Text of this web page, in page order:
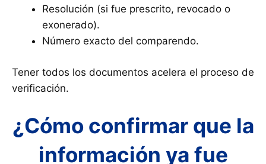
Resolución (si fue prescrito, revocado o
exonerado).
Número exacto del comparendo.
Tener todos los documentos acelera el proceso de
verificación.
¿Cómo confirmar que la
información ya fue